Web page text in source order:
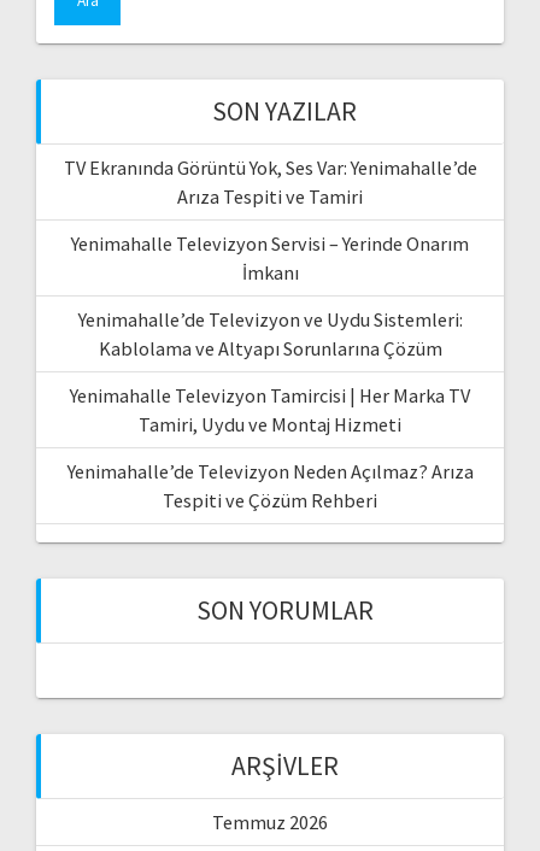
SON YAZILAR
TV Ekranında Görüntü Yok, Ses Var: Yenimahalle’de
Arıza Tespiti ve Tamiri
Yenimahalle Televizyon Servisi – Yerinde Onarım
İmkanı
Yenimahalle’de Televizyon ve Uydu Sistemleri:
Kablolama ve Altyapı Sorunlarına Çözüm
Yenimahalle Televizyon Tamircisi | Her Marka TV
Tamiri, Uydu ve Montaj Hizmeti
Yenimahalle’de Televizyon Neden Açılmaz? Arıza
Tespiti ve Çözüm Rehberi
SON YORUMLAR
ARŞIVLER
Temmuz 2026